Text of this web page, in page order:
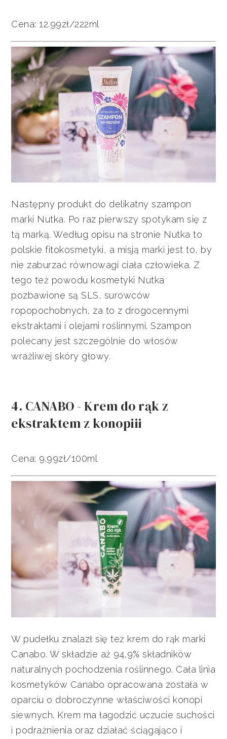
Cena: 12.99zł/222ml
Następny produkt do delikatny szampon
marki Nutka. Po raz pierwszy spotykam się z
tą marką. Według opisu na stronie Nutka to
polskie fitokosmetyki, a misją marki jest to, by
nie zaburzać równowagi ciała człowieka. Z
tego też powodu kosmetyki Nutka
pozbawione są SLS, surowców
ropopochobnych, za to z drogocennymi
ekstraktami i olejami roślinnymi. Szampon
polecany jest szczególnie do włosów
wrażliwej skóry głowy.
4. CANABO - Krem do rąk z
ekstraktem z konopiii
Cena: 9.99zł/100ml
W pudełku znalazł się też krem do rąk marki
Canabo. W składzie aż 94,9% składników
naturalnych pochodzenia roślinnego. Cała linia
kosmetyków Canabo opracowana została w
oparciu o dobroczynne właściwości konopi
siewnych. Krem ma łagodzić uczucie suchości
i podrażnienia oraz działać ściągająco i